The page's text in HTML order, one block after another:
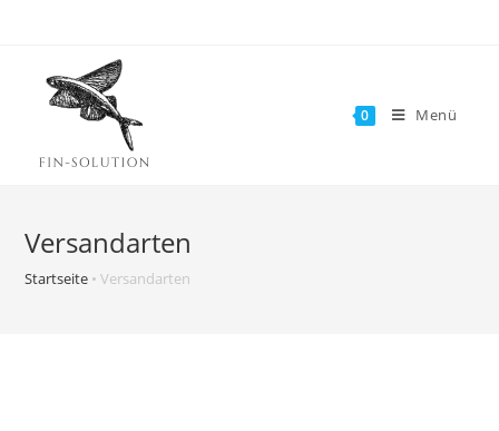
0 Menü
Versandarten
Startseite •Versandarten